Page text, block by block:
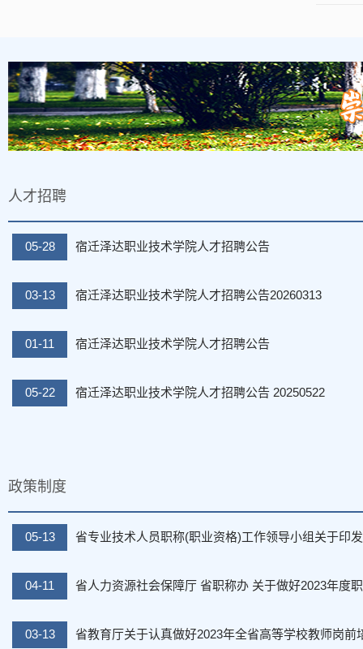
人才招聘
05-28 宿迁泽达职业技术学院人才招聘公告
03-13 宿迁泽达职业技术学院人才招聘公告20260313
01-11 宿迁泽达职业技术学院人才招聘公告
05-22 宿迁泽达职业技术学院人才招聘公告 20250522
政策制度
05-13 省专业技术人员职称(职业资格)工作领导小组关于印
04-11 省人力资源社会保障厅 省职称办 关于做好2023年度
03-13 省教育厅关于认真做好2023年全省高等学校教师岗前